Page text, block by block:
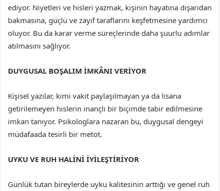
ediyor. Niyetleri ve hisleri yazmak, kişinin hayatına dışarıdan
bakmasına, güçlü ve zayıf taraflarını keşfetmesine yardımcı
oluyor. Bu da karar verme süreçlerinde daha şuurlu adımlar
atılmasını sağlıyor.
DUYGUSAL BOŞALIM İMKÂNI VERİYOR
Kişisel yazılar, kimi vakit paylaşılmayan ya da lisana
getirilemeyen hislerin inançlı bir biçimde tabir edilmesine
imkan tanıyor. Psikologlara nazaran bu, duygusal dengeyi
müdafaada tesirli bir metot.
UYKU VE RUH HALİNİ İYİLEŞTİRİYOR
Günlük tutan bireylerde uyku kalitesinin arttığı ve genel ruh